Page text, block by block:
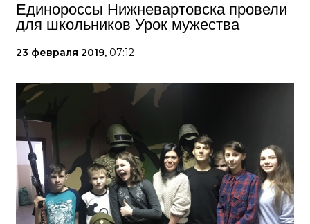
Единороссы Нижневартовска провели
для школьников Урок мужества
23 февраля 2019, 07:12